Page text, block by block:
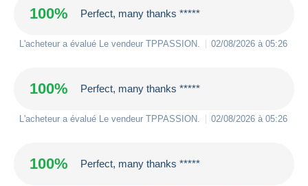
100% Perfect, many thanks *****
L'acheteur a évalué Le vendeur TPPASSION 02/08/2026 à 05:26
100% Perfect, many thanks *****
L'acheteur a évalué Le vendeur TPPASSION 02/08/2026 à 05:26
100% Perfect, many thanks *****